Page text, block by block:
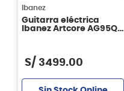
Ibanez
Guitarra eléctrica
Ibanez Artcore AG95QA
S/ 3499.00